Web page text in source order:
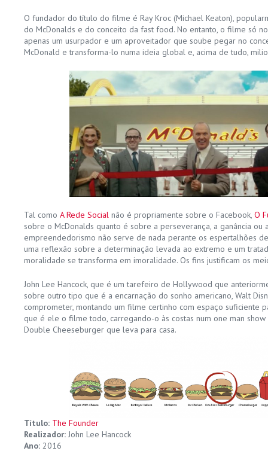
O fundador do título do filme é Ray Kroc (Michael Keaton),
do McDonalds e do conceito da fast food. No entanto, o filme só
apenas um usurpador e um aproveitador que soube pegar no
McDonald e transforma-lo numa ideia global e, acima de tudo,
Tal como A Rede Social não é propriamente sobre o Facebook, O
sobre o McDonalds quanto é sobre a perseverança, a ganância ou
empreendedorismo não serve de nada perante os espertalhões
uma reflexão sobre a determinação levada ao extremo e um
moralidade se transforma em imoralidade. Os fins justificam os
John Lee Hancock, que é um tarefeiro de Hollywood que
sobre outro tipo que é a encarnação do sonho americano, Walt
comprometer, montando um filme certinho com espaço suficiente
que é ele o filme todo, carregando-o às costas num one man
Double Cheeseburger que leva para casa.
Título: The Founder
Realizador: John Lee Hancock
Ano: 2016